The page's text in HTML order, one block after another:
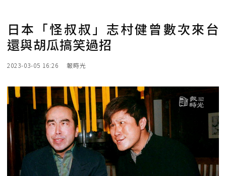
日本「怪叔叔」志村健曾數次來台
還與胡瓜搞笑過招
2023-03-05 16:26 報時光